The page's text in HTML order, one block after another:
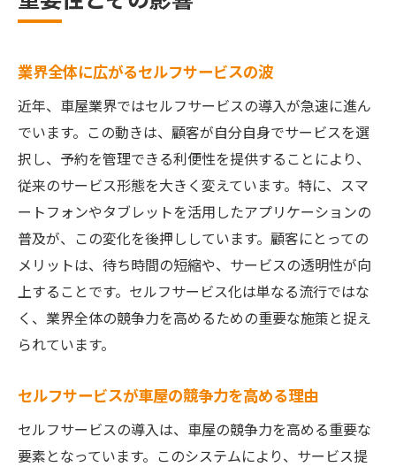
業界全体に広がるセルフサービスの波
近年、車屋業界ではセルフサービスの導入が急速に進ん
でいます。この動きは、顧客が自分自身でサービスを選
択し、予約を管理できる利便性を提供することにより、
従来のサービス形態を大きく変えています。特に、スマ
ートフォンやタブレットを活用したアプリケーションの
普及が、この変化を後押ししています。顧客にとっての
メリットは、待ち時間の短縮や、サービスの透明性が向
上することです。セルフサービス化は単なる流行ではな
く、業界全体の競争力を高めるための重要な施策と捉え
られています。
セルフサービスが車屋の競争力を高める理由
セルフサービスの導入は、車屋の競争力を高める重要な
要素となっています。このシステムにより、サービス提